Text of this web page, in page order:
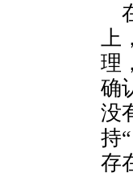
理
确
没
持
存